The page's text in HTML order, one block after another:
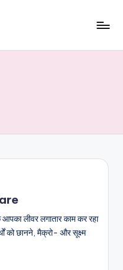
लीवर लगातार काम कर रहा
को छानने, मैक्रो- और सूक्ष्म